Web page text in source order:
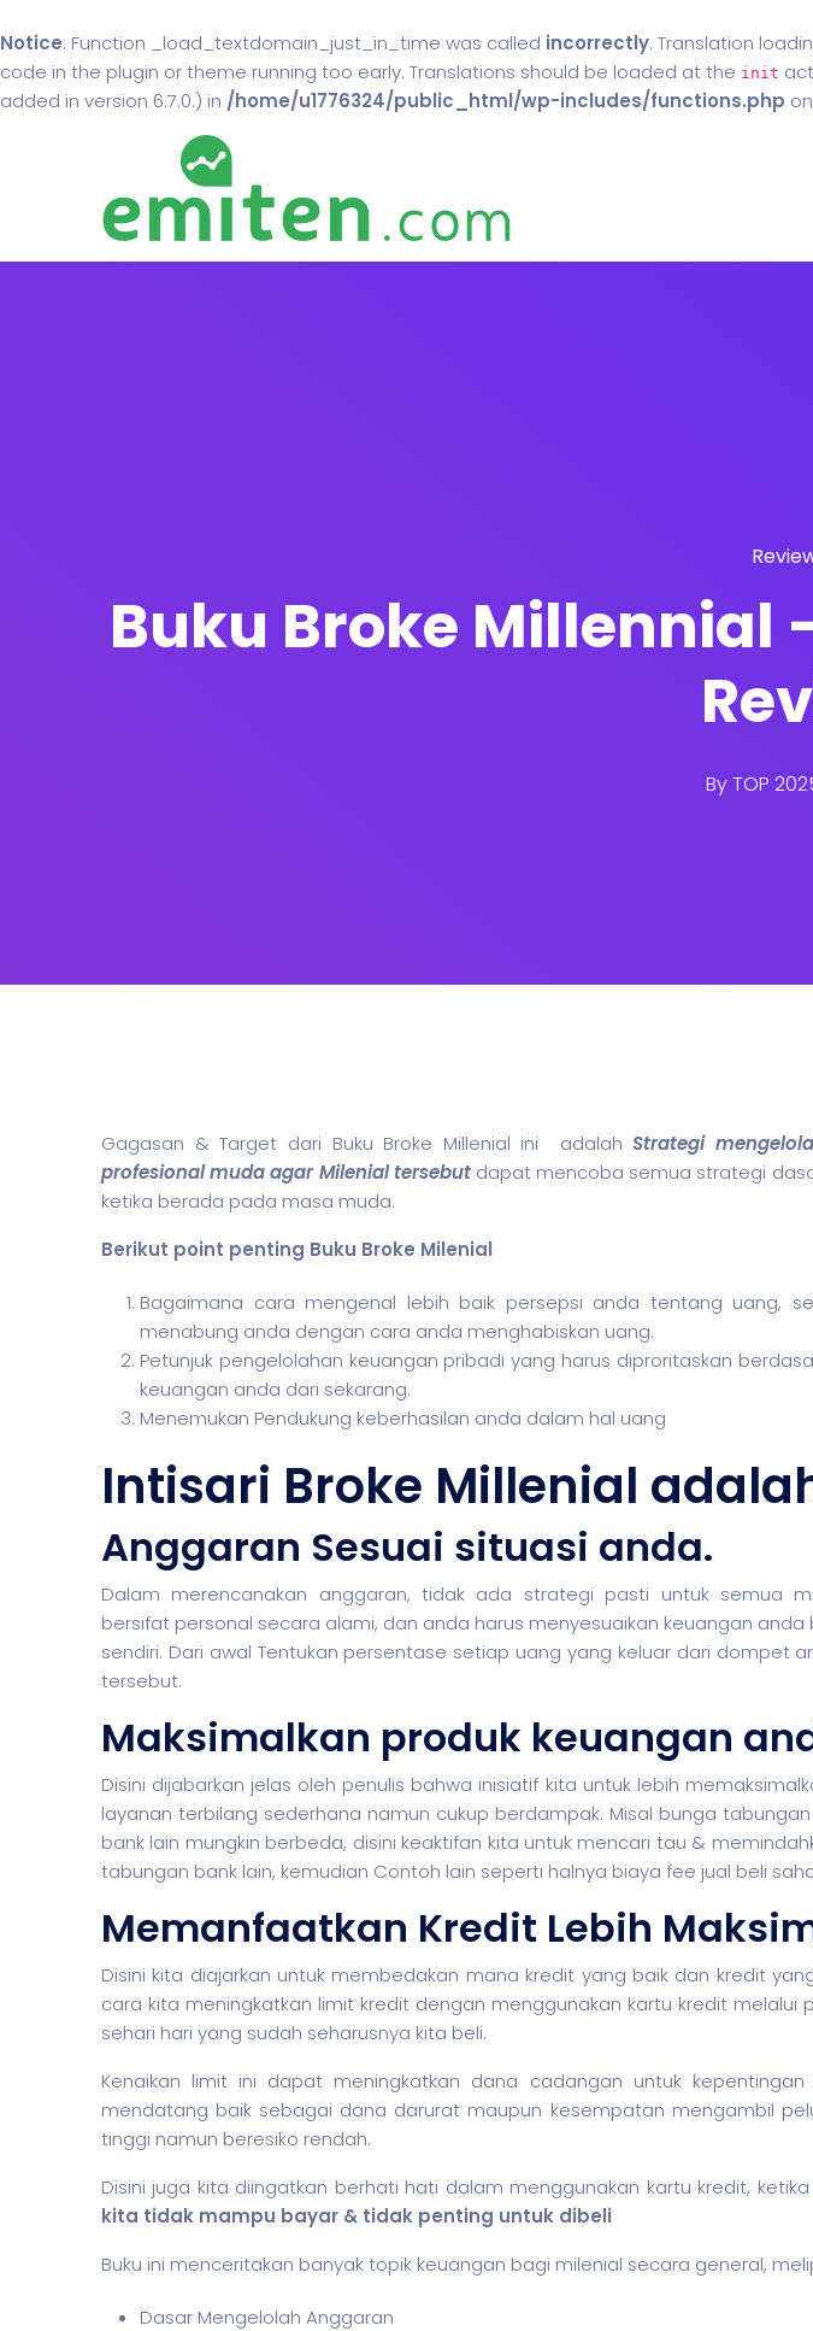
Notice: Function _load_textdomain_just_in_time was called incorrectly. Translation
code in the plugin or theme running too early. Translations should be loaded at the init
added in version 6.7.0.) in /home/u1776324/public_html/wp-includes/functions.php
Buku Broke Millennial
ByTOP
Gagasan & Target dari Buku Broke Millenial ini adalahStrategi
profesional muda agar Milenial tersebut dapat mencoba semua strategi
ketika berada pada masa muda.
Berikut point penting Buku Broke Milenial
Bagaimana cara mengenal lebih baik persepsi anda tentang uang,
menabung anda dengan cara anda menghabiskan uang.
Petunjuk pengelolahan keuangan pribadi yang harus diproritaskan
keuangan anda dari sekarang.
Menemukan Pendukung keberhasilan anda dalam hal uang
Intisari Broke Millenial
Anggaran Sesuai situasi anda.
Dalam merencanakan anggaran, tidak ada strategi pasti untuk semua
bersifat personal secara alami, dan anda harus menyesuaikan keuangan
sendiri. Dari awal Tentukan persentase setiap uang yang keluar dari dompet
tersebut.
Maksimalkan produk keuangan
Disini dijabarkan jelas oleh penulis bahwa inisiatif kita untuk lebih
layanan terbilang sederhana namun cukup berdampak. Misal bunga
bank lain mungkin berbeda, disini keaktifan kita untuk mencari tau &
tabungan bank lain, kemudian Contoh lain seperti halnya biaya fee jual beli
Memanfaatkan Kredit Lebih
Disini kita diajarkan untuk membedakan mana kredit yang baik dan kredit
cara kita meningkatkan limit kredit dengan menggunakan kartu kredit melalui
sehari hari yang sudah seharusnya kita beli.
Kenaikan limit ini dapat meningkatkan dana cadangan untuk
mendatang baik sebagai dana darurat maupun kesempatan mengambil
tinggi namun beresiko rendah.
Disini juga kita diingatkan berhati hati dalam menggunakan kartu kredit, ketika
kita tidak mampu bayar & tidak penting untuk dibeli
Buku ini menceritakan banyak topik keuangan bagi milenial secara general,
Dasar Mengelolah Anggaran